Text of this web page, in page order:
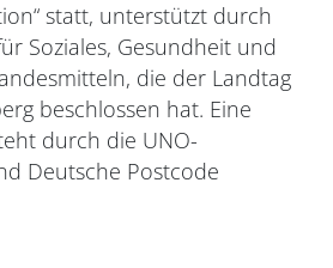
statt, unterstützt durch
Soziales, Gesundheit und
die der Landtag
beschlossen hat. Eine
durch die UNO-
Deutsche Postcode